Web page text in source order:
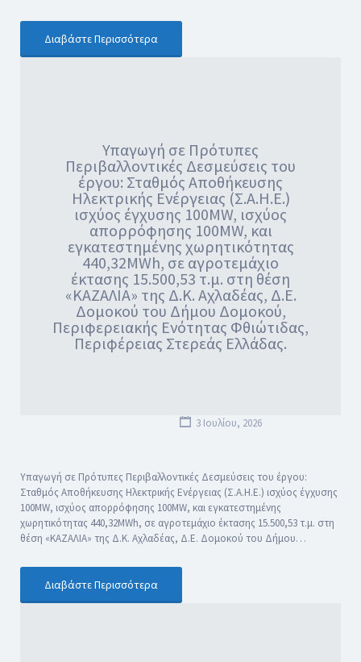
Διαβάστε Περισσότερα
Υπαγωγή σε Πρότυπες
Περιβαλλοντικές Δεσμεύσεις του
έργου: Σταθμός Αποθήκευσης
Ηλεκτρικής Ενέργειας (Σ.Α.Η.Ε.)
ισχύος έγχυσης 100MW, ισχύος
απορρόφησης 100MW, και
εγκατεστημένης χωρητικότητας
440,32MWh, σε αγροτεμάχιο
έκτασης 15.500,53 τ.μ. στη θέση
«ΚΑΖΑΛΙΑ» της Δ.Κ. Αχλαδέας, Δ.Ε.
Δομοκού του Δήμου Δομοκού,
Περιφερειακής Ενότητας Φθιώτιδας,
Περιφέρειας Στερεάς Ελλάδας.
3 Ιουλίου, 2026
Υπαγωγή σε Πρότυπες Περιβαλλοντικές Δεσμεύσεις του έργου:
Σταθμός Αποθήκευσης Ηλεκτρικής Ενέργειας (Σ.Α.Η.Ε.) ισχύος έγχυσης
100MW, ισχύος απορρόφησης 100MW, και εγκατεστημένης
χωρητικότητας 440,32MWh, σε αγροτεμάχιο έκτασης 15.500,53 τ.μ. στη
θέση «ΚΑΖΑΛΙΑ» της Δ.Κ. Αχλαδέας, Δ.Ε. Δομοκού του Δήμου…
Διαβάστε Περισσότερα